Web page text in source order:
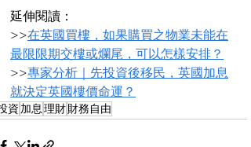
延伸閱讀：
>>在英國買樓，如果購買之物業未能在
最限限期交樓或爛尾，可以怎樣安排？
>>專家分析｜先投資後移民，英國加息
就決定英國樓價命運？
資 加息理財財務自由